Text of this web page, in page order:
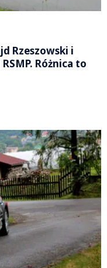
Rzeszowski i
Różnica to